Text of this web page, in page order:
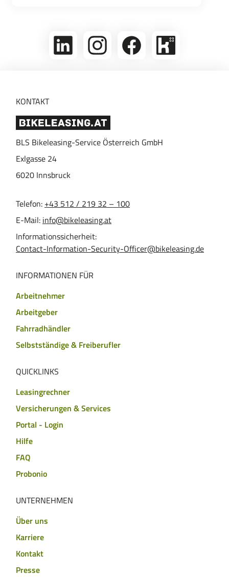
linkedin
Folge
uns
Folge
uns
Bikeleasing
auf
KONTAKT
BLS Bikeleasing-Service Österreich GmbH
Exlgasse 24
6020 Innsbruck
Telefon: +43 512 / 219 32 – 100
E-Mail: info@bikeleasing.at
Informationssicherheit:
Contact-Information-Security-Officer@bikeleasing.de
INFORMATIONEN FÜR
Arbeitnehmer
Arbeitgeber
Fahrradhändler
Selbstständige & Freiberufler
QUICKLINKS
Leasingrechner
Versicherungen & Services
Portal - Login
Hilfe
FAQ
Probonio
UNTERNEHMEN
Über uns
Karriere
Kontakt
Presse